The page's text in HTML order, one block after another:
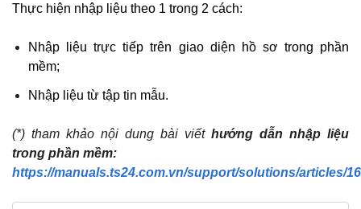
Thực hiện nhập liệu theo 1 trong 2 cách:
Nhập liệu trực tiếp trên giao diện hồ sơ trong phần
mềm;
Nhập liệu từ tập tin mẫu.
(*) tham khảo nội dung bài viết hướng dẫn nhập liệu
trong phần mềm:
https://manuals.ts24.com.vn/support/solutions/articles/